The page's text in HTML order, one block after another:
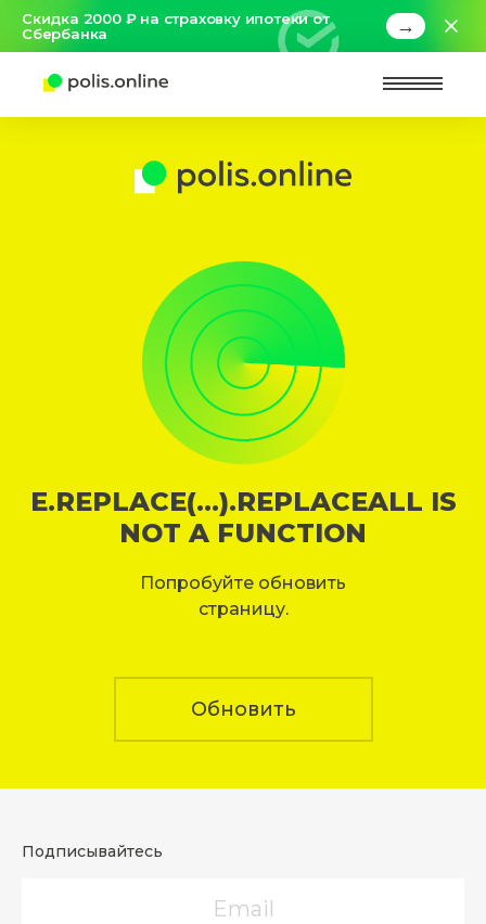
Скидка 2000 ₽ на страховку ипотеки от
Сбербанка
→
E.REPLACE(...).REPLACEALL IS
NOT A FUNCTION
Попробуйте обновить
страницу.
Обновить
Подписывайтесь